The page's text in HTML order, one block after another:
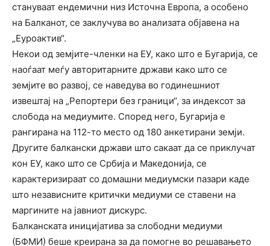
стануваат ендемични низ Источна Европа, а особено
на Балканот, се заклучува во анализата објавена на
„Еуроактив“.
Некои од земјите-членки на ЕУ, како што е Бугарија, се
наоѓаат меѓу авторитарните држави како што се
земјите во развој, се наведува во годинешниот
извештај на „Репортери без граници“, за индексот за
слобода на медиумите. Според него, Бугарија е
рангирана на 112-то место од 180 анкетирани земји.
Другите балкански држави што сакаат да се приклучат
кон ЕУ, како што се Србија и Македонија, се
карактеризираат со домашни медиумски пазари каде
што независните критички медиуми се ставени на
маргините на јавниот дискурс.
Балканската иницијатива за слободни медиуми
(БФМИ) беше креирана за да помогне во решавањето